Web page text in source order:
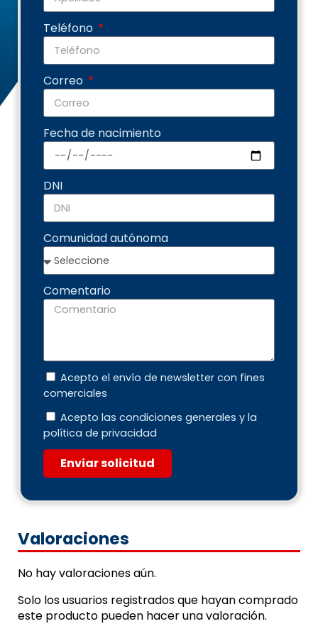
Teléfono
Correo
Fecha de nacimiento
DNI
Comunidad autónoma
Comentario
Acepto el envío de newsletter con fines
comerciales
Acepto las condiciones generales y la
política de privacidad
Enviar solicitud
Valoraciones
No hay valoraciones aún.
Solo los usuarios registrados que hayan comprado
este producto pueden hacer una valoración.